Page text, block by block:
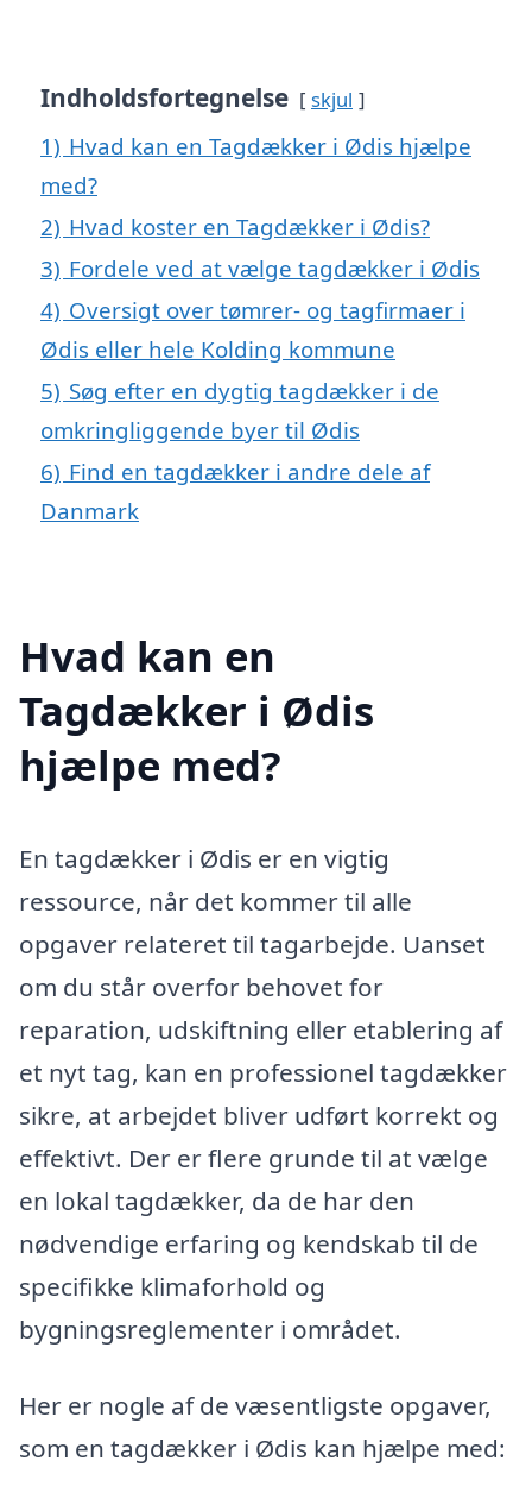
Indholdsfortegnelse skjul
1) Hvad kan en Tagdækker i Ødis hjælpe
med?
2) Hvad koster en Tagdækker i Ødis?
3) Fordele ved at vælge tagdækker i Ødis
4) Oversigt over tømrer- og tagfirmaer i
Ødis eller hele Kolding kommune
5) Søg efter en dygtig tagdækker i de
omkringliggende byer til Ødis
6) Find en tagdækker i andre dele af
Danmark
Hvad kan en
Tagdækker i Ødis
hjælpe med?
En tagdækker i Ødis er en vigtig
ressource, når det kommer til alle
opgaver relateret til tagarbejde. Uanset
om du står overfor behovet for
reparation, udskiftning eller etablering af
et nyt tag, kan en professionel tagdækker
sikre, at arbejdet bliver udført korrekt og
effektivt. Der er flere grunde til at vælge
en lokal tagdækker, da de har den
nødvendige erfaring og kendskab til de
specifikke klimaforhold og
bygningsreglementer i området.
Her er nogle af de væsentligste opgaver,
som en tagdækker i Ødis kan hjælpe med: